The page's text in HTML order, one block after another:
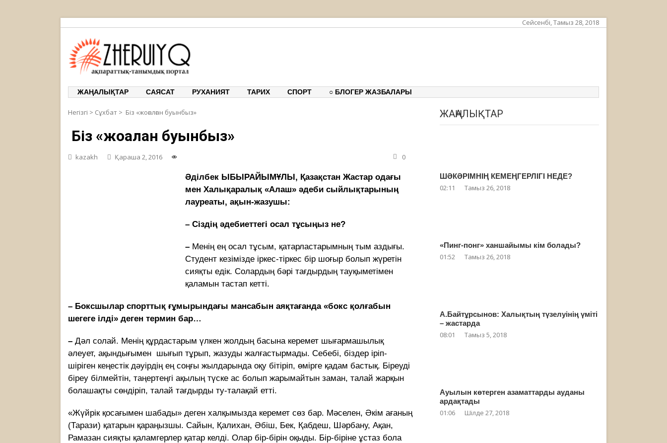
Сейсенбі, Тамыз 28, 2018
ЖАҢАЛЫҚТАР САЯСАТ РУХАНИЯТ ТАРИХ СПОРТ ○ БЛОГЕР ЖАЗБАЛАРЫ
Негізгі > Сұхбат > Біз «жоғалған буынбыз»
Біз «жоғалған буынбыз»
kazakh Қараша 2, 2016 0
Әділбек ЫБЫРАЙЫМҰЛЫ, Қазақстан Жастар одағы
мен Халықаралық «Алаш» әдеби сыйлықтарының
лауреаты, ақын-жазушы:
– Сіздің әдебиеттегі осал тұсыңыз не?
– Менің ең осал тұсым, қатарластарымның тым аздығы.
Студент кезімізде іркес-тіркес бір шоғыр болып жүретін
сияқты едік. Солардың бәрі тағдырдың тауқыметімен
қаламын тастап кетті.
– Боксшылар спорттық ғұмырындағы мансабын аяқтағанда «бокс қолғабын
шегеге ілді» деген термин бар…
– Дәл солай. Менің құрдастарым үлкен жолдың басына керемет шығармашылық
әлеует, ақындығымен шығып тұрып, жазуды жалғастырмады. Себебі, біздер іріп-
шіріген кеңестік дәуірдің ең соңғы жылдарында оқу бітіріп, өмірге қадам бастық. Біреуді
біреу білмейтін, таңертеңгі ақылың түске ас болып жарымайтын заман, талай жарқын
болашақты сөндіріп, талай тағдырды ту-талақай етті.
«Жүйрік қосағымен шабады» деген халқымызда керемет сөз бар. Мәселен, Әкім ағаның
(Тарази) қатарын қараңызшы. Сайын, Қалихан, Әбіш, Бек, Қабдеш, Шәрбану, Ақан,
Рамазан сияқты қаламгерлер қатар келді. Олар бір-бірін оқыды. Бір-біріне ұстаз бола
ЖАҢАЛЫҚТАР
ШӘКӘРІМНІҢ КЕМЕҢГЕРЛІГІ НЕДЕ?
02:11 Тамыз 26, 2018
«Пинг-понг» ханшайымы кім болады?
01:52 Тамыз 26, 2018
А.Байтұрсынов: Халықтың түзелуінің үміті
– жастарда
08:01 Тамыз 5, 2018
Ауылын көтерген азаматтарды ауданы
ардақтады
01:06 Шілде 27, 2018